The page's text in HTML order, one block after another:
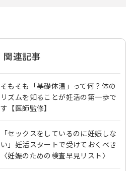
関連記事
そもそも「基礎体温」って何？体の
リズムを知ることが妊活の第一歩で
す【医師監修】
「セックスをしているのに妊娠しな
い」妊活スタートで受けておくべき
〈妊娠のための検査早見リスト〉